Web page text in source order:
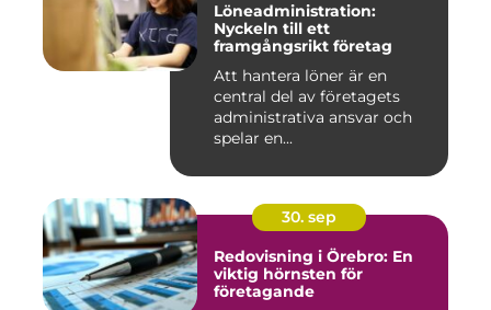
Löneadministration:
Nyckeln till ett
framgångsrikt företag
Att hantera löner är en
central del av företagets
administrativa ansvar och
spelar en...
30. sep
Redovisning i Örebro: En
viktig hörnsten för
företagande